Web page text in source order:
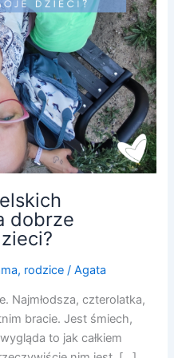
dobrze
, rodzice /Agata
Najmłodsza, czterolatka,
bracie. Jest śmiech,
to jak całkiem